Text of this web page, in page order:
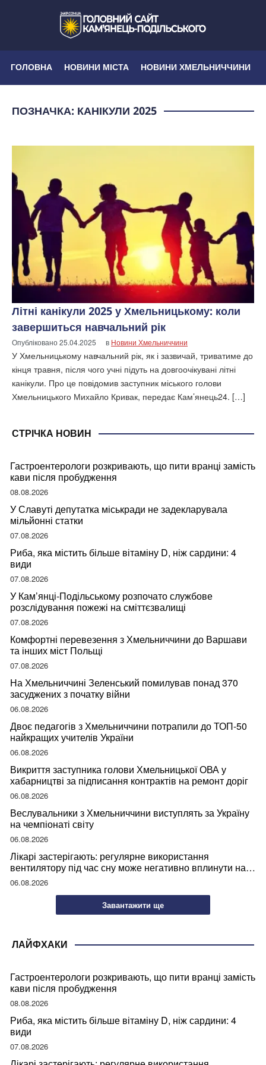
ГОЛОВНА НОВИНИ МІСТА НОВИНИ ХМЕЛЬНИЧЧИНИ
ПОЗНАЧКА: КАНІКУЛИ 2025
Літні канікули 2025 у Хмельницькому: коли
завершиться навчальний рік
Опубліковано25.04.2025 в Новини Хмельниччини
У Хмельницькому навчальний рік, як і зазвичай, триватиме до
кінця травня, після чого учні підуть на довгоочікувані літні
канікули. Про це повідомив заступник міського голови
Хмельницького Михайло Кривак, передає Кам’янець24. […]
СТРІЧКА НОВИН
Гастроентерологи розкривають, що пити вранці замість
кави після пробудження
08.08.2026
У Славуті депутатка міськради не задекларувала
мільйонні статки
07.08.2026
Риба, яка містить більше вітаміну D, ніж сардини: 4
види
07.08.2026
У Кам’янці-Подільському розпочато службове
розслідування пожежі на сміттєзвалищі
07.08.2026
Комфортні перевезення з Хмельниччини до Варшави
та інших міст Польщі
07.08.2026
На Хмельниччині Зеленський помилував понад 370
засуджених з початку війни
06.08.2026
Двоє педагогів з Хмельниччини потрапили до ТОП-50
найкращих учителів України
06.08.2026
Викриття заступника голови Хмельницької ОВА у
хабарництві за підписання контрактів на ремонт доріг
06.08.2026
Веслувальники з Хмельниччини виступлять за Україну
на чемпіонаті світу
06.08.2026
Лікарі застерігають: регулярне використання
вентилятору під час сну може негативно вплинути на
ваше здоров’я
06.08.2026
Завантажити ще
ЛАЙФХАКИ
Гастроентерологи розкривають, що пити вранці замість
кави після пробудження
08.08.2026
Риба, яка містить більше вітаміну D, ніж сардини: 4
види
07.08.2026